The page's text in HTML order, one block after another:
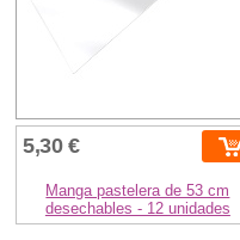
5,30 €
Manga pastelera de 53 cm
desechables - 12 unidades